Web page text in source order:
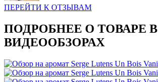
ПЕРЕЙТИ К ОТЗЫВАМ
ПОДРОБНЕЕ О ТОВАРЕ В
ВИДЕООБЗОРАХ